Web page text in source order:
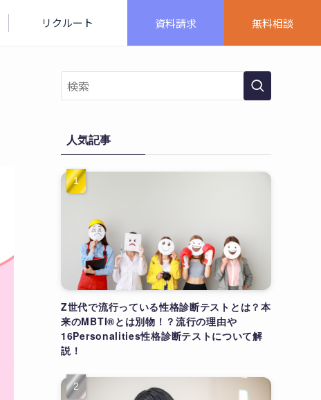
リクルート 資料請求 無料相談
人気記事
Z世代で流行っている性格診断テストとは？本
来のMBTI®とは別物！？流行の理由や
16Personalities性格診断テストについて解
説！